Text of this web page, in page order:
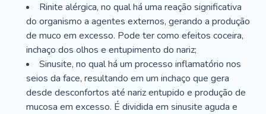
Rinite alérgica, no qual há uma reação significativa
do organismo a agentes externos, gerando a produção
de muco em excesso. Pode ter como efeitos coceira,
inchaço dos olhos e entupimento do nariz;
Sinusite, no qual há um processo inflamatório nos
seios da face, resultando em um inchaço que gera
desde desconfortos até nariz entupido e produção de
mucosa em excesso. É dividida em sinusite aguda e